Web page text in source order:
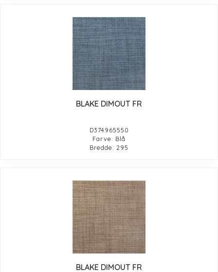
BLAKE DIMOUT FR
D374965550
Farve: Blå
Bredde: 295
BLAKE DIMOUT FR